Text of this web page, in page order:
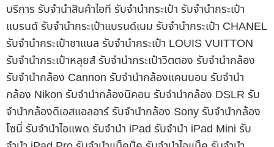
บริการ รับจำนำสินค้าไอที รับจำนำกระเป๋า รับจำนำกระเป๋า
แบรนด์ รับจำนำกระเป๋าแบรนด์เนม รับจำนำกระเป๋า CHANEL
รับจำนำกระเป๋าชาแนล รับจำนำกระเป๋า LOUIS VUITTON
รับจำนำกระเป๋าหลุยส์ รับจำนำกระเป๋าวิตตอง รับจำนำกล้อง
รับจำนำกล้อง Cannon รับจำนำกล้องแคนนอน รับจำนำ
กล้อง Nikon รับจำนำกล้องนิคอน รับจำนำกล้อง DSLR รับ
จำนำกล้องดีเอสแอลอาร์ รับจำนำกล้อง Sony รับจำนำกล้อง
โซนี่ รับจำนำไอแพด รับจำนำ iPad รับจำนำ iPad Mini รับ